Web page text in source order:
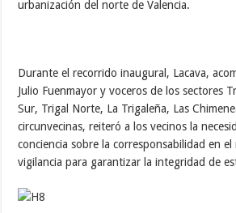
urbanización del norte de Valencia.
Durante el recorrido inaugural, Lacava,
Julio Fuenmayor y voceros de los sectores
Sur, Trigal Norte, La Trigaleña, Las
circunvecinas, reiteró a los vecinos la
conciencia sobre la corresponsabilidad en
vigilancia para garantizar la integridad de